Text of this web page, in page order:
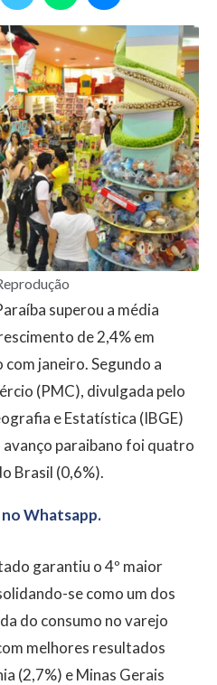
superou a média
de 2,4% em
janeiro. Segundo a
(PMC), divulgada pelo
e Estatística (IBGE)
paraibano foi quatro
Brasil (0,6%).
no Whatsapp.
garantiu o 4º maior
se como um dos
do consumo no varejo
melhores resultados
(2,7%) e Minas Gerais